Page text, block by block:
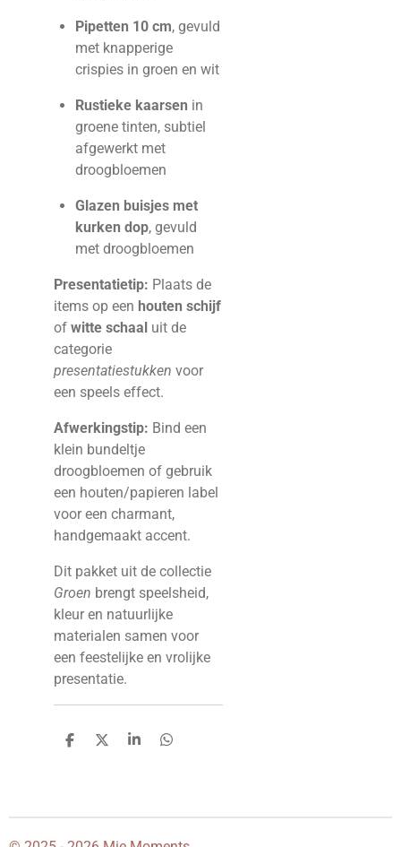
Pipetten 10 cm, gevuld
met knapperige
crispies in groen en wit
Rustieke kaarsen in
groene tinten, subtiel
afgewerkt met
droogbloemen
Glazen buisjes met
kurken dop, gevuld
met droogbloemen
Presentatietip: Plaats de
items op een houten schijf
of witte schaal uit de
categorie
presentatiestukken voor
een speels effect.
Afwerkingstip: Bind een
klein bundeltje
droogbloemen of gebruik
een houten/papieren label
voor een charmant,
handgemaakt accent.
Dit pakket uit de collectie
Groen brengt speelsheid,
kleur en natuurlijke
materialen samen voor
een feestelijke en vrolijke
presentatie.
D
D
S
D